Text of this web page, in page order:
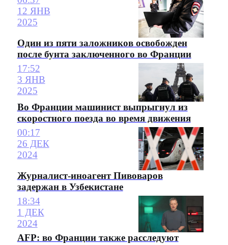
12 ЯНВ
2025
Один из пяти заложников освобожден
после бунта заключенного во Франции
17:52
3 ЯНВ
2025
Во Франции машинист выпрыгнул из
скоростного поезда во время движения
00:17
26 ДЕК
2024
Журналист-иноагент Пивоваров
задержан в Узбекистане
18:34
1 ДЕК
2024
AFP: во Франции также расследуют